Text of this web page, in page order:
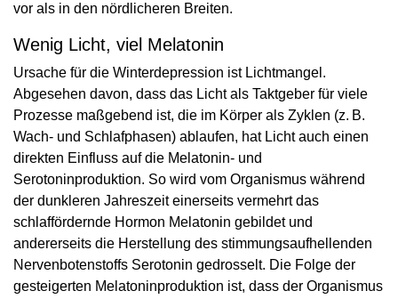
vor als in den nördlicheren Breiten.
Wenig Licht, viel Melatonin
Ursache für die Winterdepression ist Lichtmangel.
Abgesehen davon, dass das Licht als Taktgeber für viele
Prozesse maßgebend ist, die im Körper als Zyklen (z. B.
Wach- und Schlafphasen) ablaufen, hat Licht auch einen
direkten Einfluss auf die Melatonin- und
Serotoninproduktion. So wird vom Organismus während
der dunkleren Jahreszeit einerseits vermehrt das
schlaffördernde Hormon Melatonin gebildet und
andererseits die Herstellung des stimmungsaufhellenden
Nervenbotenstoffs Serotonin gedrosselt. Die Folge der
gesteigerten Melatoninproduktion ist, dass der Organismus